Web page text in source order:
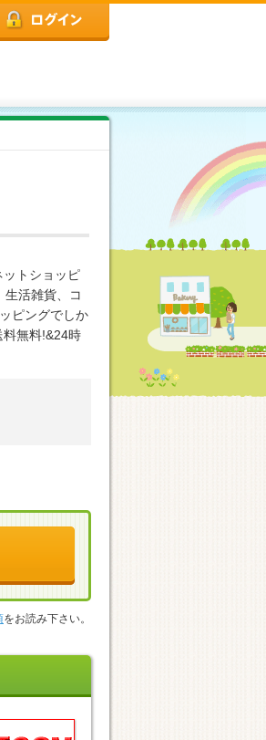
ットショッピ
生活雑貨、コ
ピングでしか
料無料!&24時
をお読み下さい。